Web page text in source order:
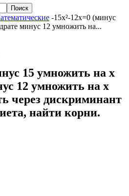
-15x²-12x=0 (минус
минус 12 умножить на...
15 умножить на x
12 умножить на x
через дискриминант
найти корни.